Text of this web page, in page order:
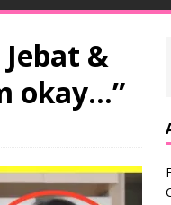
&
okay…”